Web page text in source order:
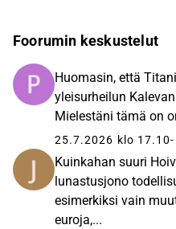
Foorumin keskustelut
Huomasin, että
yleisurheilun
Mielestäni tämä on
25.7.2026 klo 17.10
Kuinkahan suuri
lunastusjono
esimerkiksi vain
euroja,...